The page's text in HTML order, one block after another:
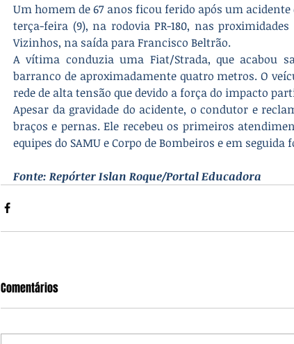
Um homem de 67 anos ficou ferido após um
terça-feira (9), na rodovia PR-180, nas
Vizinhos, na saída para Francisco Beltrão.
A vítima conduzia uma Fiat/Strada, que acabou
barranco de aproximadamente quatro metros. O
rede de alta tensão que devido a força do impacto
Apesar da gravidade do acidente, o condutor e
braços e pernas. Ele recebeu os primeiros
equipes do SAMU e Corpo de Bombeiros e em
Fonte: Repórter Islan Roque/Portal Educadora
Comentários